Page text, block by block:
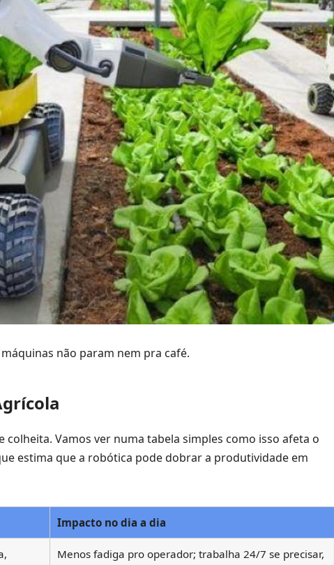
não param nem pra café.
Vamos ver numa tabela simples como isso afeta o
estima que a robótica pode dobrar a produtividade em
Impacto no dia a dia
Menos fadiga pro operador; trabalha 24/7 se precisar,